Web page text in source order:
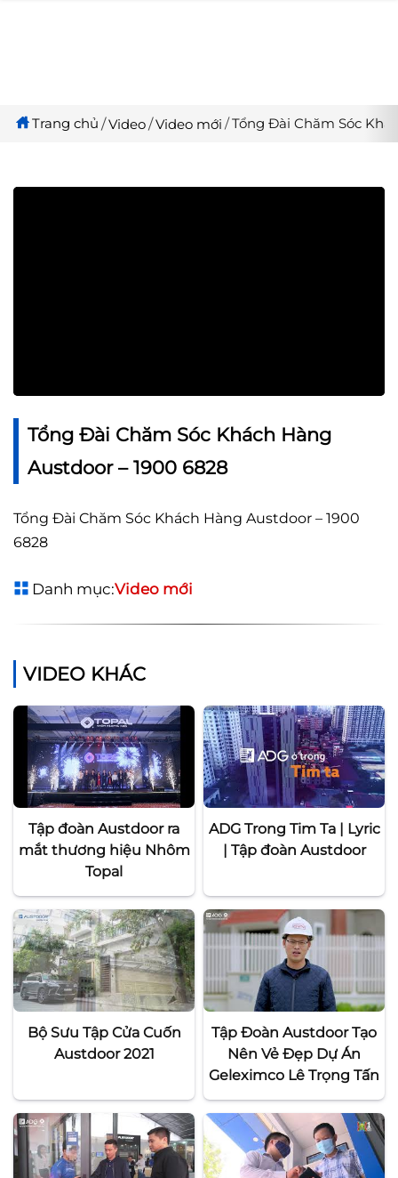
Trang chủ Video Video mới Tổng Đài Chăm Sóc
Tổng Đài Chăm Sóc Khách Hàng
Austdoor – 1900 6828
Tổng Đài Chăm Sóc Khách Hàng Austdoor – 1900
6828
Danh mục:Video mới
VIDEO KHÁC
Tập đoàn Austdoor ra
mắt thương hiệu Nhôm
Topal
ADG Trong Tim Ta | Lyric
| Tập đoàn Austdoor
Bộ Sưu Tập Cửa Cuốn
Austdoor 2021
Tập Đoàn Austdoor Tạo
Nên Vẻ Đẹp Dự Án
Geleximco Lê Trọng Tấn